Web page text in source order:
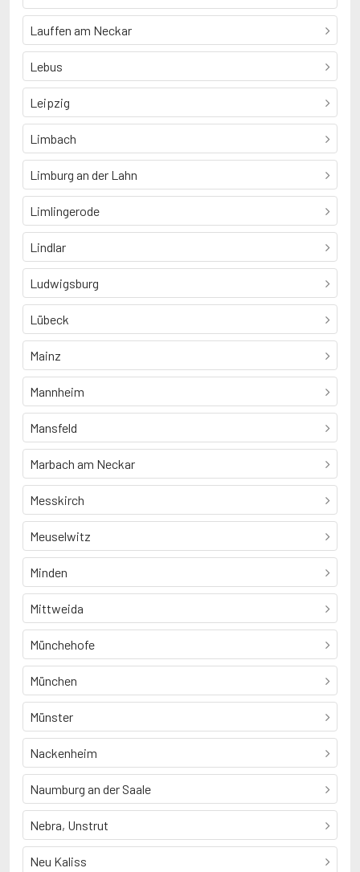
Lauffen am Neckar
Lebus
Leipzig
Limbach
Limburg an der Lahn
Limlingerode
Lindlar
Ludwigsburg
Lübeck
Mainz
Mannheim
Mansfeld
Marbach am Neckar
Messkirch
Meuselwitz
Minden
Mittweida
Münchehofe
München
Münster
Nackenheim
Naumburg an der Saale
Nebra, Unstrut
Neu Kaliss